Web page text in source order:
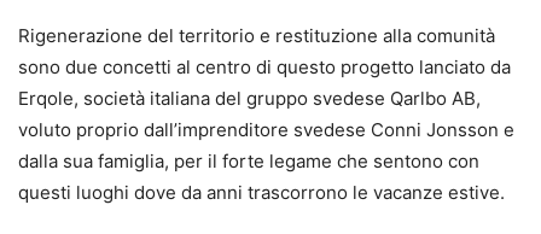
Rigenerazione del territorio e restituzione alla comunità
sono due concetti al centro di questo progetto lanciato da
Erqole, società italiana del gruppo svedese Qarlbo AB,
voluto proprio dall’imprenditore svedese Conni Jonsson e
dalla sua famiglia, per il forte legame che sentono con
questi luoghi dove da anni trascorrono le vacanze estive.